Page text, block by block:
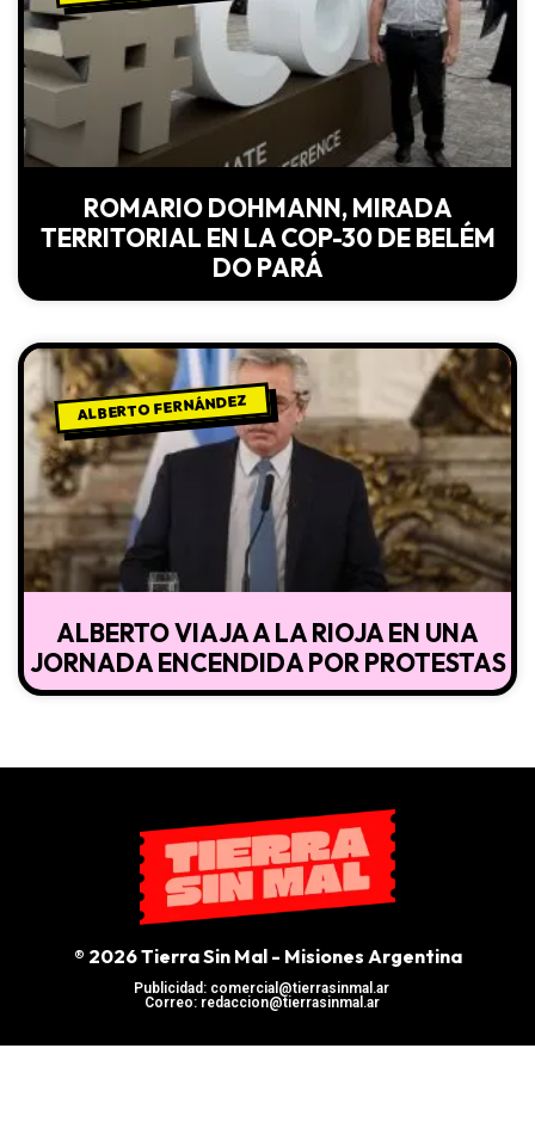
ROMARIO DOHMANN, MIRADA
TERRITORIAL EN LA COP-30 DE BELÉM
DO PARÁ
ALBERTO FERNÁNDEZ
ALBERTO VIAJA A LA RIOJA EN UNA
JORNADA ENCENDIDA POR PROTESTAS
® 2026 Tierra Sin Mal - Misiones Argentina
Publicidad: comercial@tierrasinmal.ar
Correo: redaccion@tierrasinmal.ar